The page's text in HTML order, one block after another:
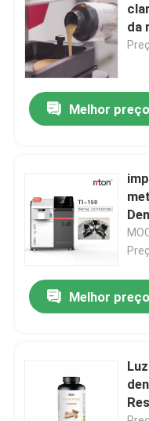
Produtos
Quem Somos
Fábrica
Fale Conosco
Todos os casos
Impressora do
Impressora dental
da
Melhor preço
3D
Melhor preço